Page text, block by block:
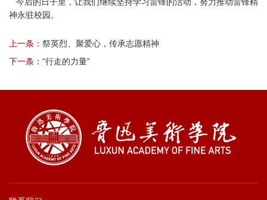
今后的日子里，让我们继续坚持学习雷锋的活动，努力推动雷锋精
神永驻校园。
上一条： 祭英烈、聚爱心，传承志愿精神
下一条： “行走的力量”